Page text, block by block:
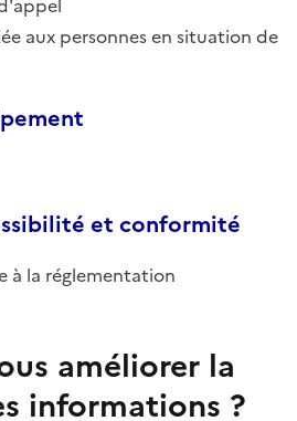
aux personnes en situation de
et conformité
à la réglementation
améliorer la
informations ?